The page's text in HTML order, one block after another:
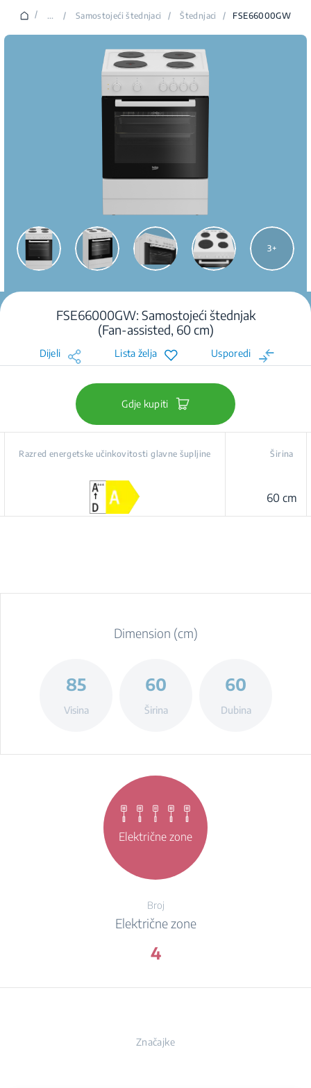
/ ... / Samostojeći štednjaci / Štednjaci / FSE66000GW
3
FSE66000GW: Samostojeći štednjak
(Fan-assisted, 60 cm)
Dijeli Lista želja Usporedi
Gdje kupiti
Razred energetske učinkovitosti glavne šupljine Širina
60 cm
Dimension (cm)
85
Visina
60
Širina
60
Dubina
Električne zone
Broj
Električne zone
4
Značajke